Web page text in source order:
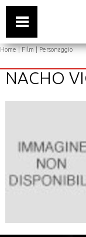
Home|Film| Personaggio
NACHO